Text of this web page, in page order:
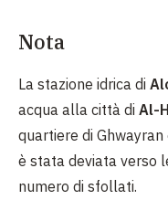
Nota
La stazione idrica di
acqua alla città di Al-
quartiere di
è stata deviata verso
numero di sfollati.